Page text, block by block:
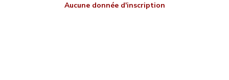
Aucune donnée d'inscription